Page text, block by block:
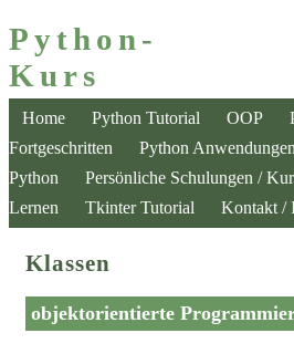
Python-
Kurs
Home Python Tutorial OOP
Fortgeschritten
Python Anwendungen
Python
Persönliche Schulungen /
Lernen
Tkinter Tutorial Kontakt /
Klassen
objektorientierte